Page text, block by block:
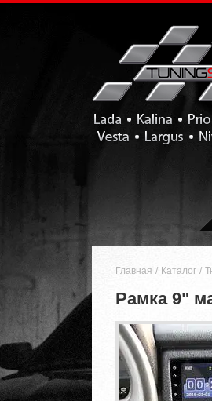
Главная Каталог
Рамка 9"